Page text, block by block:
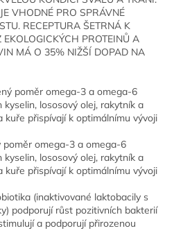
VHODNÉ PRO SPRÁVNÉ
RECEPTURA ŠETRNÁ K
PROTEINŮ A
MÁ O 35% NIŽŠÍ DOPAD NA
poměr omega-3 a omega-6
lososový olej, rakytník a
kuře přispívají k optimálnímu vývoji